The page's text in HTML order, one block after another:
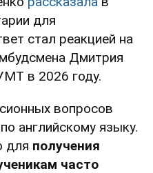
для
стал реакцией на
Дмитрия
в 2026 году.
вопросов
английскому языку.
для получения
часто